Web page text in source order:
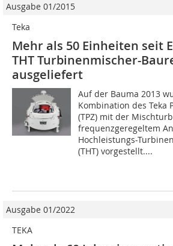
Ausgabe 01/2015
Teka
Mehr als 50 Einheiten seit
THT Turbinenmischer-
ausgeliefert
Auf der Bauma 2013
Kombination des Teka
(TPZ) mit der
frequenzgeregeltem
Hochleistungs-
(THT) vorgestellt....
Ausgabe 01/2022
TEKA